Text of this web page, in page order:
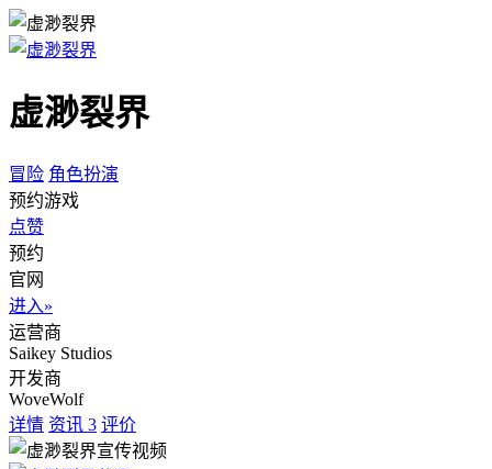
虚渺裂界
冒险 角色扮演
预约游戏
点赞
预约
官网
进入»
运营商
Saikey Studios
开发商
WoveWolf
详情 资讯 3 评价